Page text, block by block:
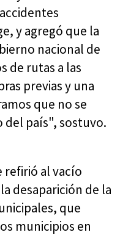
y agregó que la
nacional de
de rutas a las
previas y una
que no se
del país", sostuvo.
refirió al vacío
desaparición de la
que
municipios en